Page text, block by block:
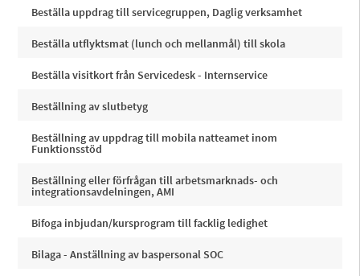
Beställa uppdrag till servicegruppen, Daglig verksamhet
Beställa utflyktsmat (lunch och mellanmål) till skola
Beställa visitkort från Servicedesk - Internservice
Beställning av slutbetyg
Beställning av uppdrag till mobila natteamet inom
Funktionsstöd
Beställning eller förfrågan till arbetsmarknads- och
integrationsavdelningen, AMI
Bifoga inbjudan/kursprogram till facklig ledighet
Bilaga - Anställning av baspersonal SOC